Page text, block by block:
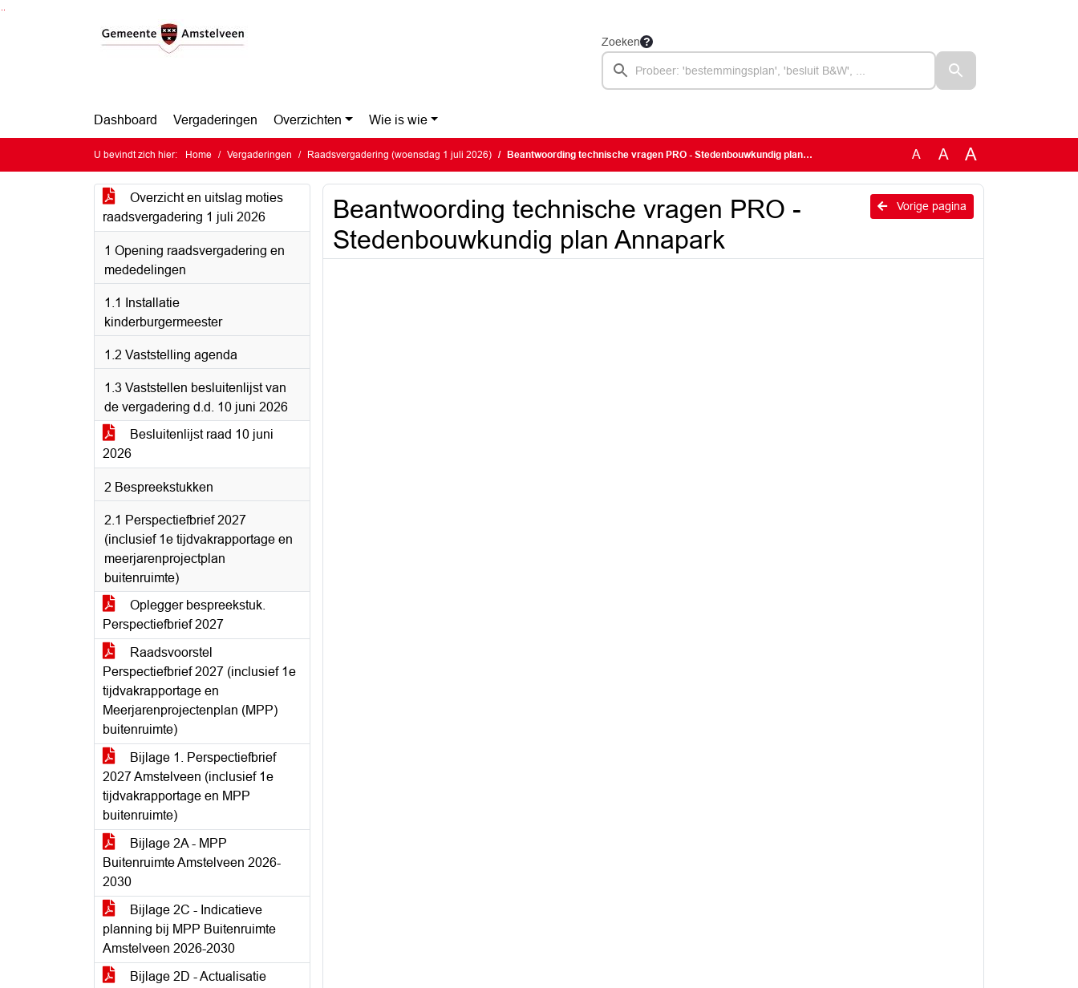
Zoeken
Dashboard Vergaderingen Overzichten Wie is wie
U bevindt zich hier: Home Vergaderingen Raadsvergadering (woensdag 1 juli 2026) Beantwoording technische vragen PRO - Stedenbouwkundig plan Annapark A A A
Overzicht en uitslag moties
raadsvergadering 1 juli 2026
1 Opening raadsvergadering en
mededelingen
1.1 Installatie
kinderburgermeester
1.2 Vaststelling agenda
1.3 Vaststellen besluitenlijst van
de vergadering d.d. 10 juni 2026
Besluitenlijst raad 10 juni
2026
2 Bespreekstukken
2.1 Perspectiefbrief 2027
(inclusief 1e tijdvakrapportage en
meerjarenprojectplan
buitenruimte)
Oplegger bespreekstuk.
Perspectiefbrief 2027
Raadsvoorstel
Perspectiefbrief 2027 (inclusief 1e
tijdvakrapportage en
Meerjarenprojectenplan (MPP)
buitenruimte)
Bijlage 1. Perspectiefbrief
2027 Amstelveen (inclusief 1e
tijdvakrapportage en MPP
buitenruimte)
Bijlage 2A - MPP
Buitenruimte Amstelveen 2026-
2030
Bijlage 2C - Indicatieve
planning bij MPP Buitenruimte
Amstelveen 2026-2030
Bijlage 2D - Actualisatie
Vorige pagina
Beantwoording technische vragen PRO -
Stedenbouwkundig plan Annapark